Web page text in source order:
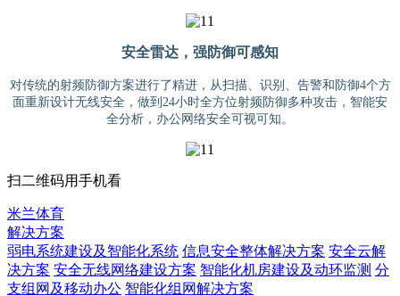
安全雷达，强防御可感知
对传统的射频防御方案进行了精进，从扫描、识别、告警和防御4个方
面重新设计无线安全，做到24小时全方位射频防御多种攻击，智能安
全分析，办公网络安全可视可知。
扫二维码用手机看
米兰体育
解决方案
弱电系统建设及智能化系统 信息安全整体解决方案 安全云解
决方案 安全无线网络建设方案 智能化机房建设及动环监测 分
支组网及移动办公 智能化组网解决方案